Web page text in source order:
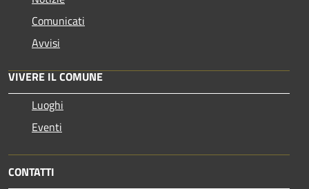
Comunicati
Avvisi
VIVERE IL COMUNE
Luoghi
Eventi
CONTATTI